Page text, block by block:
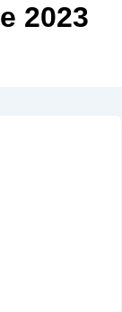
2023